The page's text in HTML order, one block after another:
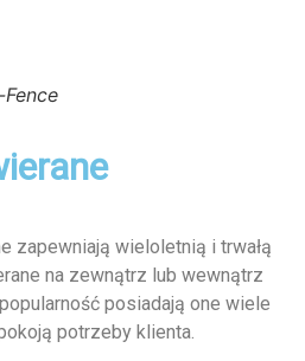
zapewniają wieloletnią i trwałą
na zewnątrz lub wewnątrz
posiadają one wiele
potrzeby klienta.